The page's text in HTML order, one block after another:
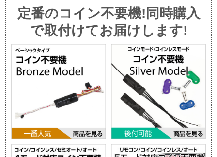
定番のコイン不要機!同時購入
で取付けてお届けします!